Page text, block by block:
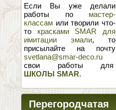
Если Вы уже делали
работы по мастер-
классам или творили что-
то красками SMAR для
имитации эмали, то
присылайте на почту
svetlana@smar-deco.ru
свои работы для
ШКОЛЫ SMAR.
Перегородчатая